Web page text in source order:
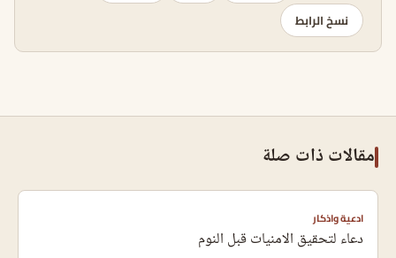
نسخ الرابط
مقالات ذات صلة
ادعية واذكار
دعاء لتحقيق الامنيات قبل النوم